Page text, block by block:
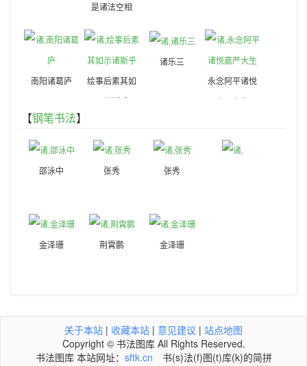
是诸法空相
南阳诸葛庐
绘事后素其如
示诸斯乎
诸乐三
永念阿平诸悦
嘉严大生
【钢笔书法】
邵泳中 张秀 张秀
金泽珊 荆霄鹏 金泽珊
关于本站 | 收藏本站 | 意见建议 | 站点地图
Copyright © 书法图库 All Rights Reserved.
书法图库 本站网址： sftk.cn 书(s)法(f)图(t)库(k)的简拼